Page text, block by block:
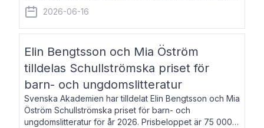
fri vistelse i Akademiens lägenhet i Berlin. Elisabeth
Åsbrink, född 1965 oc
2026-06-16
Elin Bengtsson och Mia Öström
tilldelas Schullströmska priset för
barn- och ungdomslitteratur
Svenska Akademien har tilldelat Elin Bengtsson och Mia
Öström Schullströmska priset för barn- och
ungdomslitteratur för år 2026. Prisbeloppet är 75 000